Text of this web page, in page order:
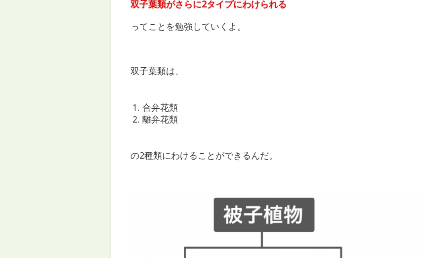
双子葉類がさらに2タイプにわけられる
ってことを勉強していくよ。
双子葉類は、
合弁花類
離弁花類
の2種類にわけることができるんだ。